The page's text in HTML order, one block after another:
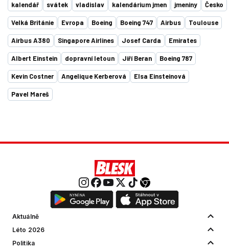
kalendář svátek vladislav kalendárium jmen jmeniny Česko
Velká Británie Evropa Boeing Boeing 747 Airbus Toulouse
Airbus A380 Singapore Airlines Josef Carda Emirates
Albert Einstein dopravní letoun Jiří Beran Boeing 787
Kevin Costner Angelique Kerberová Elsa Einsteinová
Pavel Mareš
Aktuálně
Léto 2026
Politika